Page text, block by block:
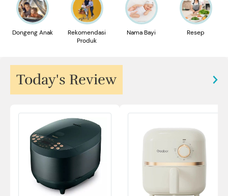
Dongeng Anak
Rekomendasi
Produk
Nama Bayi Resep
Today's Review